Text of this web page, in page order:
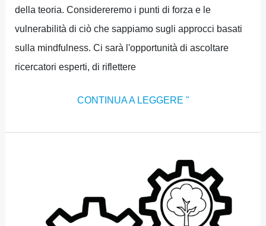
della teoria. Considereremo i punti di forza e le
vulnerabilità di ciò che sappiamo sugli approcci basati
sulla mindfulness. Ci sarà l'opportunità di ascoltare
ricercatori esperti, di riflettere
CONTINUA A LEGGERE "
POLITICHE,